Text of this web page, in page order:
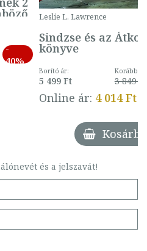
-
40%
Leslie L. Lawrence
Sindzse és az Átkok
könyve
Borító ár:
5 499 Ft
Korábbi
3 849 Ft
Online ár: 4 014 Ft
Kosárba
és a jelszavát!